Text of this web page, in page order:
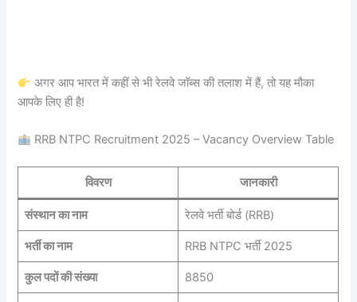
अगर आप भारत में कहीं से भी रेलवे जॉब्स की तलाश में हैं, तो यह मौका
आपके लिए ही है!
RRB NTPC Recruitment 2025 – Vacancy Overview Table
विवरण जानकारी
संस्थान का नाम रेलवे भर्ती बोर्ड (RRB)
भर्ती का नाम RRB NTPC भर्ती 2025
कुल पदों की संख्या 8850